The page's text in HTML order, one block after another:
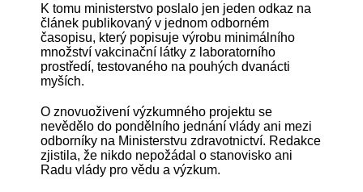
K tomu ministerstvo poslalo jen jeden odkaz na
článek publikovaný v jednom odborném
časopisu, který popisuje výrobu minimálního
množství vakcinační látky z laboratorního
prostředí, testovaného na pouhých dvanácti
myších.
O znovuoživení výzkumného projektu se
nevědělo do pondělního jednání vlády ani mezi
odborníky na Ministerstvu zdravotnictví. Redakce
zjistila, že nikdo nepožádal o stanovisko ani
Radu vlády pro vědu a výzkum.